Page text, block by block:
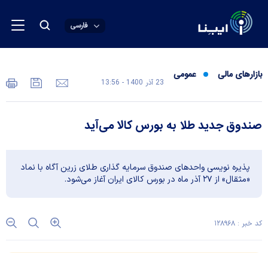
فارسی
بازارهای مالی عمومی
23 آذر 1400 - 13:56
صندوق جدید طلا به بورس کالا می‌آید
پذیره نویسی واحدهای صندوق سرمایه گذاری طلای زرین آگاه با نماد
«مثقال» از ۲۷ آذر ماه در بورس کالای ایران آغاز می‌شود.
کد خبر : ۱۲۸۹۶۸